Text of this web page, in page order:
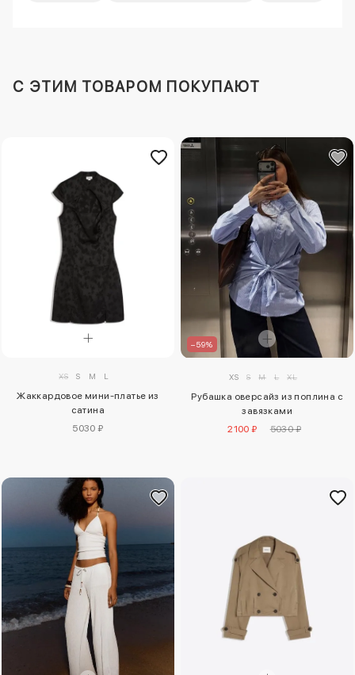
C ЭТИМ ТОВАРОМ ПОКУПАЮТ
XS S M L
Жаккардовое мини-платье из
сатина
5030 ₽
–59%
XS S M L XL
Рубашка оверсайз из поплина с
завязками
2100 ₽
5030 ₽